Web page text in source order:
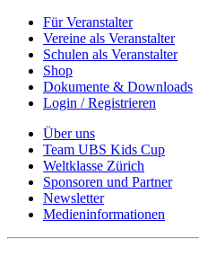
Für Veranstalter
Vereine als Veranstalter
Schulen als Veranstalter
Shop
Dokumente & Downloads
Login / Registrieren
Über uns
Team UBS Kids Cup
Weltklasse Zürich
Sponsoren und Partner
Newsletter
Medieninformationen